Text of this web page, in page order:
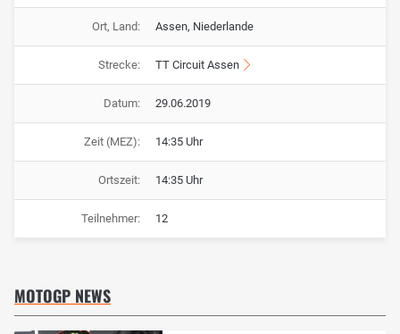
Ort, Land: Assen, Niederlande
Strecke: TT Circuit Assen
Datum: 29.06.2019
Zeit (MEZ): 14:35 Uhr
Ortszeit: 14:35 Uhr
Teilnehmer: 12
MOTOGP NEWS